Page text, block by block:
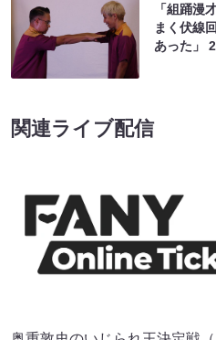
「組踊漫
まく伏線
あった」
関連ライブ配信